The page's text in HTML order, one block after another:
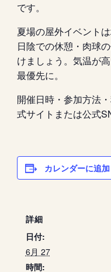
です。
夏場の屋外イベント
日陰での休憩・肉球
けましょう。気温が
最優先に。
開催日時・参加方法
式サイトまたは公式
カレンダーに追加
詳細
日付:
6月 27
時間: